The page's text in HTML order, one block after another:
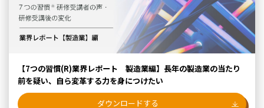
【7つの習慣(R)業界レポート 製造業編】長年の製造業の当たり
前を疑い、自ら変革する力を身につけたい
ダウンロードする